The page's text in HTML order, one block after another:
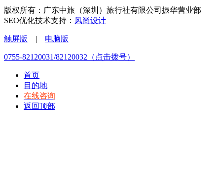
版权所有：广东中旅（深圳）旅行社有限公司振华营业部
SEO优化技术支持： 风尚设计
触屏版 | 电脑版
0755-82120031/82120032（点击拨号）
首页
目的地
在线咨询
返回顶部